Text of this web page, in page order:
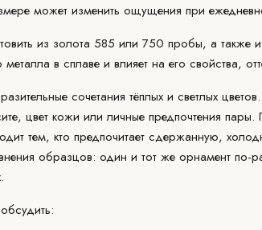
может изменить ощущения при
из золота 585 или 750 пробы, а также
в сплаве и влияет на его свойства,
сочетания тёплых и светлых цветов.
цвет кожи или личные предпочтения пары.
тем, кто предпочитает сдержанную,
образцов: один и тот же орнамент по-